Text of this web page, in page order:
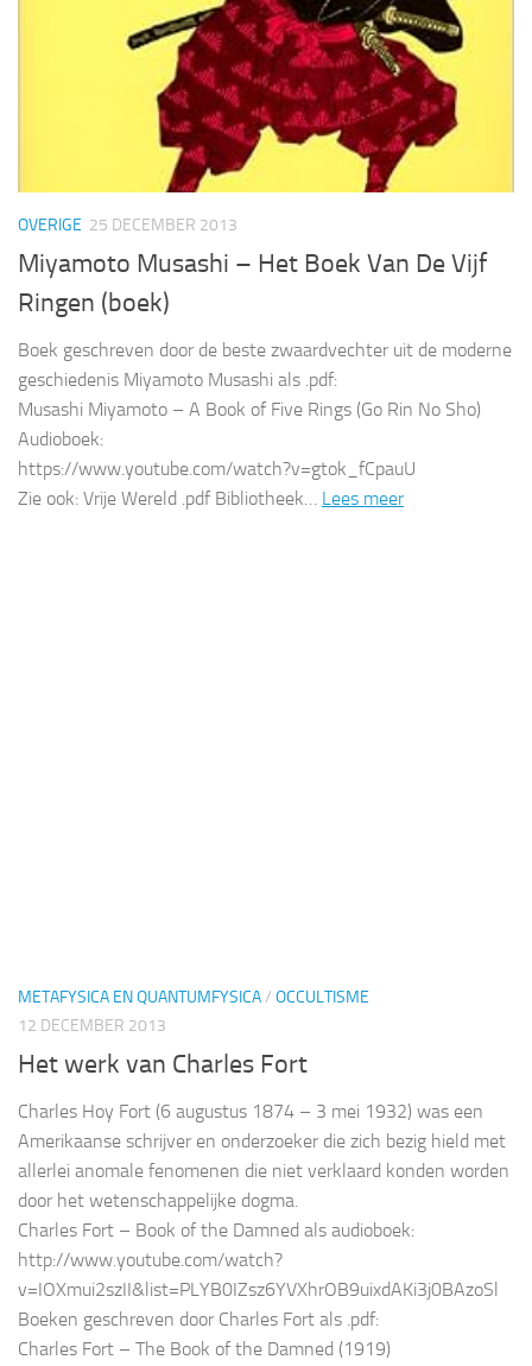
OVERIGE 25 DECEMBER 2013
Miyamoto Musashi – Het Boek Van De Vijf
Ringen (boek)
Boek geschreven door de beste zwaardvechter uit de moderne
geschiedenis Miyamoto Musashi als .pdf:
Musashi Miyamoto – A Book of Five Rings (Go Rin No Sho)
Audioboek:
https://www.youtube.com/watch?v=gtok_fCpauU
Zie ook: Vrije Wereld .pdf Bibliotheek… Lees meer
METAFYSICA EN QUANTUMFYSICA/ OCCULTISME
12 DECEMBER 2013
Het werk van Charles Fort
Charles Hoy Fort (6 augustus 1874 – 3 mei 1932) was een
Amerikaanse schrijver en onderzoeker die zich bezig hield met
allerlei anomale fenomenen die niet verklaard konden worden
door het wetenschappelijke dogma.
Charles Fort – Book of the Damned als audioboek:
http://www.youtube.com/watch?
v=IOXmui2szII&list=PLYB0IZsz6YVXhrOB9uixdAKi3j0BAzoSl
Boeken geschreven door Charles Fort als .pdf:
Charles Fort – The Book of the Damned (1919)